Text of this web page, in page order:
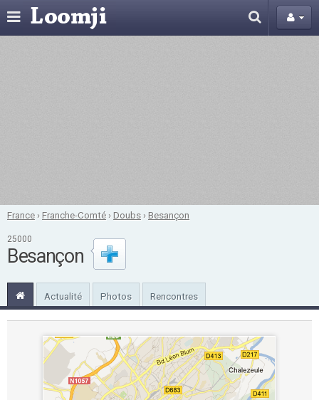
France ›Franche-Comté ›Doubs ›Besançon
25000
Besançon
Actualité Photos Rencontres